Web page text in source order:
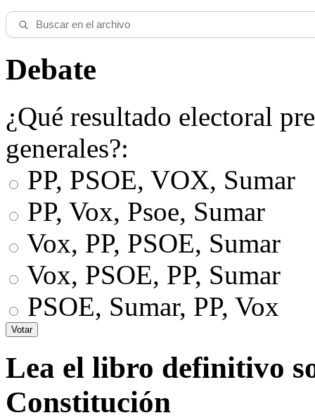
Debate
¿Qué resultado electoral
generales?:
PP, PSOE, VOX, Sumar
PP, Vox, Psoe, Sumar
Vox, PP, PSOE, Sumar
Vox, PSOE, PP, Sumar
PSOE, Sumar, PP, Vox
Lea el libro definitivo
Constitución